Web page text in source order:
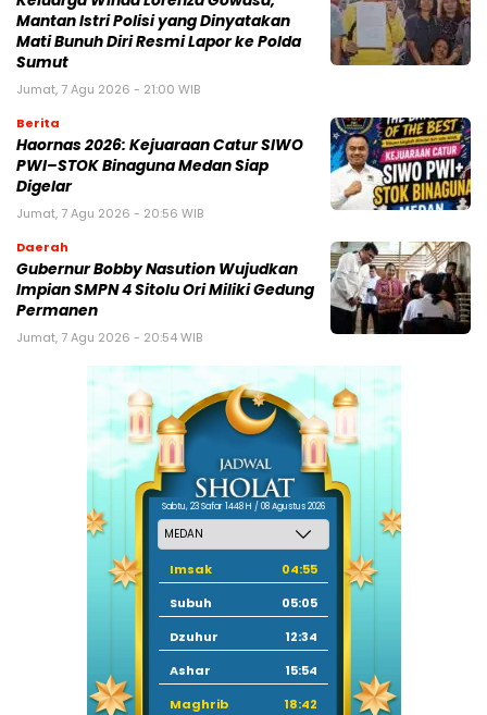
Mantan Istri Polisi yang Dinyatakan
Mati Bunuh Diri Resmi Lapor ke Polda
Sumut
Jumat, 7 Agu 2026 - 21:00 WIB
Berita
Haornas 2026: Kejuaraan Catur SIWO
PWI–STOK Binaguna Medan Siap
Digelar
Jumat, 7 Agu 2026 - 20:56 WIB
Daerah
Gubernur Bobby Nasution Wujudkan
Impian SMPN 4 Sitolu Ori Miliki Gedung
Permanen
Jumat, 7 Agu 2026 - 20:54 WIB
Sabtu, 23 Safar 1448 H / 08 Agustus 2026
Imsak
04:55
Subuh
05:05
Dzuhur
12:34
Ashar
15:54
Maghrib
18:42